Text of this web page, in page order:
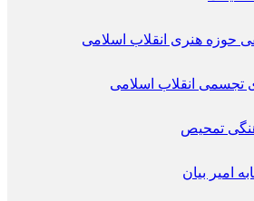
حوزه هنری انقلاب اسلامی
تجسمی انقلاب اسلامی
تمحیص
امیر بیان